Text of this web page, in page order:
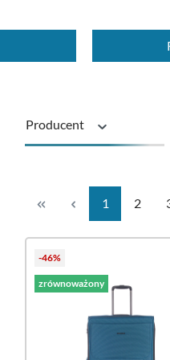
Producent
Strona
1 Strona
2
-46%
zrównoważony